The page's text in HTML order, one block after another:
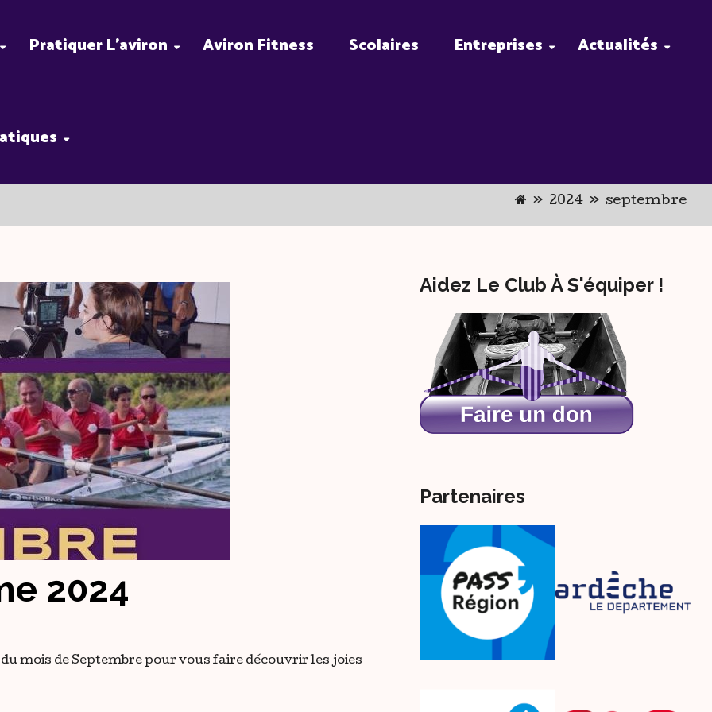
Pratiquer L’aviron Aviron Fitness Scolaires Entreprises Actualités
» 2024 » septembre
2024
mois de Septembre pour vous faire découvrir les joies
Aidez Le Club À S'équiper !
Partenaires